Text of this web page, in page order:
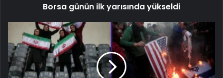
Borsa günün ilk yarısında yükseldi